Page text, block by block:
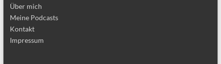
Über mich
Meine Podcasts
Kontakt
Impressum